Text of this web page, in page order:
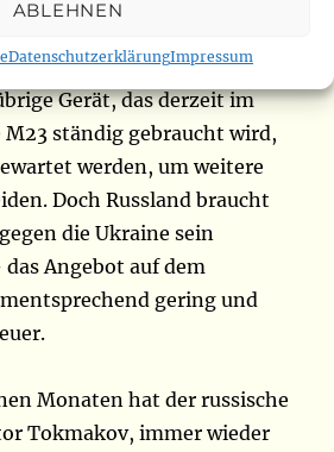
ABLEHNEN
DatenschutzerklärungImpressum
26 ist letztes Jahr im Einsatz
Gerät, das derzeit im
M23 ständig gebraucht wird,
werden, um weitere
Doch Russland braucht
die Ukraine sein
Angebot auf dem
gering und
Monaten hat der russische
Tokmakov, immer wieder